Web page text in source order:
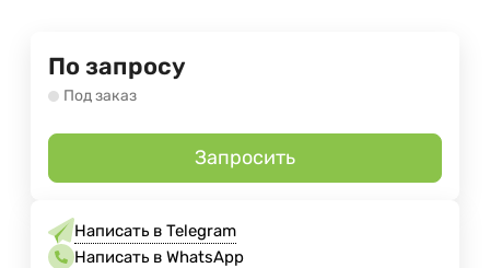
По запросу
Под заказ
Запросить
Написать в Telegram
Написать в WhatsApp